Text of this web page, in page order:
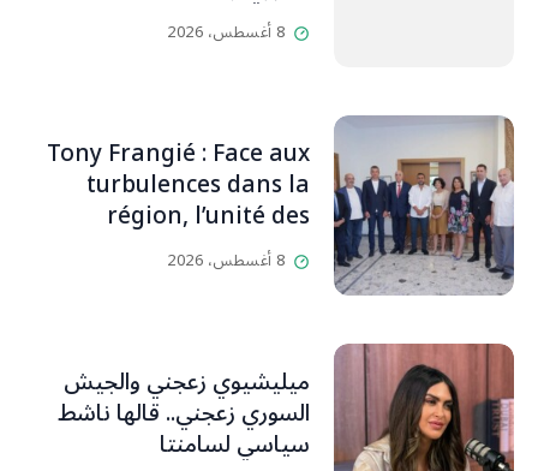
البلدة.. كارين الخوري افرام: لقد
كان بيتنا، بوجود والدي، ينبض
إقفاله لكنه لم يستطع. لأنه
بيت رسالة، وتاريخ، وإيمان،
وقيم مستمرة
8 أغسطس، 2026
Tony Frangié : Face aux
turbulences dans la
région, l’unité des
Libanais est primordiale
L’OLJ / Par Scarlett
8 أغسطس، 2026
ميليشيوي زعجني والجيش
السوري زعجني.. قالها ناشط
سياسي لسامنتا